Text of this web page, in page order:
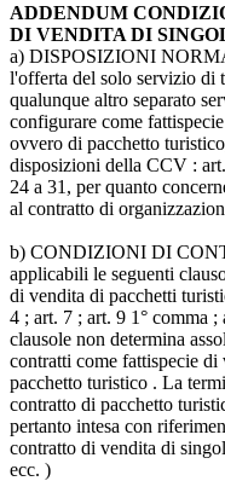
ADDENDUM
DI VENDITA DI
a) DISPOSIZIONI
l'offerta del solo servizio di
qualunque altro separato
configurare come
ovvero di pacchetto
disposizioni della CCV :
24 a 31, per quanto
al contratto di
b) CONDIZIONI DI
applicabili le seguenti
di vendita di pacchetti
4 ; art. 7 ; art. 9 1° comma
clausole non determina
contratti come fattispecie
pacchetto turistico . La
contratto di pacchetto
pertanto intesa con
contratto di vendita di
ecc. )